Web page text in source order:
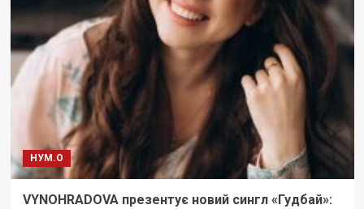
НУМ.О
VYNOHRADOVA презентує новий сингл «Гудбай»: